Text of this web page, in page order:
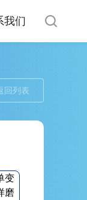
我们
回列表